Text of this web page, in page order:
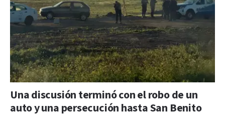
Una discusión terminó con el robo de un
auto y una persecución hasta San Benito